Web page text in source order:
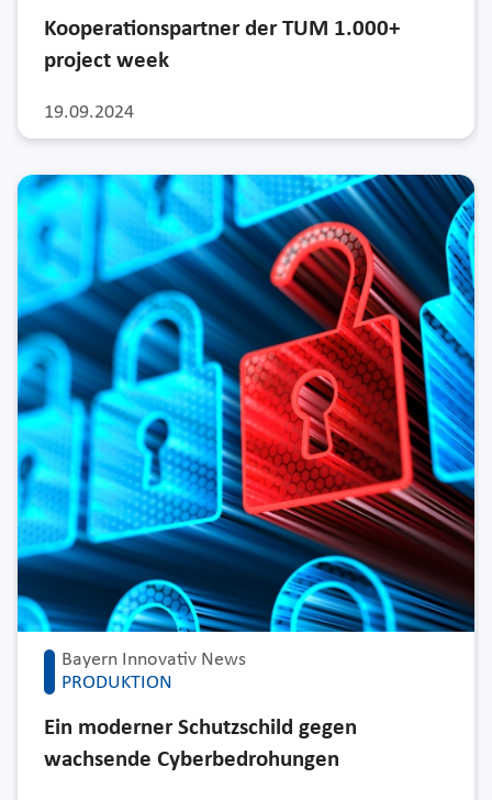
19.09.2024
Kooperationspartner der TUM 1.000+
project week
Bayern Innovativ News
PRODUKTION
Ein moderner Schutzschild gegen
wachsende Cyberbedrohungen